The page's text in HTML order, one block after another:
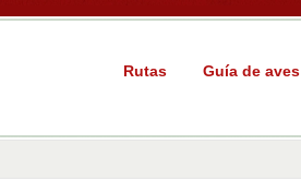
Rutas Guía de aves